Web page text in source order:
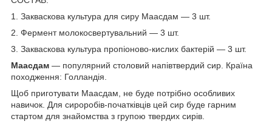
1. Закваскова культура для сиру Маасдам — 3 шт.
2. Фермент молокосвертувальний — 3 шт.
3. Закваскова культура пропіоново-кислих бактерій — 3 шт.
Маасдам — популярний столовий напівтвердий сир. Країна
походження: Голландія.
Щоб приготувати Маасдам, не буде потрібно особливих
навичок. Для сироробів-початківців цей сир буде гарним
стартом для знайомства з групою твердих сирів.